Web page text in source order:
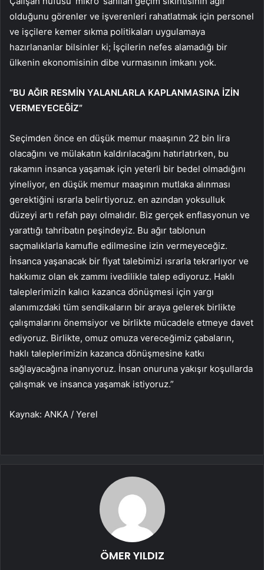
olduğunu görenler ve işverenleri rahatlatmak için personel
ve işçilere kemer sıkma politikaları uygulamaya
hazırlananlar bilsinler ki; İşçilerin nefes alamadığı bir
ülkenin ekonomisinin dibe vurmasının imkanı yok.
“BU AĞIR RESMİN YALANLARLA KAPLANMASINA İZİN
VERMEYECEĞİZ”
Seçimden önce en düşük memur maaşının 22 bin lira
olacağını ve mülakatın kaldırılacağını hatırlatırken, bu
rakamın insanca yaşamak için yeterli bir bedel olmadığını
yineliyor, en düşük memur maaşının mutlaka alınması
gerektiğini ısrarla belirtiyoruz. en azından yoksulluk
düzeyi artı refah payı olmalıdır. Biz gerçek enflasyonun ve
yarattığı tahribatın peşindeyiz. Bu ağır tablonun
saçmalıklarla kamufle edilmesine izin vermeyeceğiz.
İnsanca yaşanacak bir fiyat talebimizi ısrarla tekrarlıyor ve
hakkımız olan ek zammı ivedilikle talep ediyoruz. Haklı
taleplerimizin kalıcı kazanca dönüşmesi için yargı
alanımızdaki tüm sendikaların bir araya gelerek birlikte
çalışmalarını önemsiyor ve birlikte mücadele etmeye davet
ediyoruz. Birlikte, omuz omuza vereceğimiz çabaların,
haklı taleplerimizin kazanca dönüşmesine katkı
sağlayacağına inanıyoruz. İnsan onuruna yakışır koşullarda
çalışmak ve insanca yaşamak istiyoruz.”
Kaynak: ANKA / Yerel
ÖMER YILDIZ